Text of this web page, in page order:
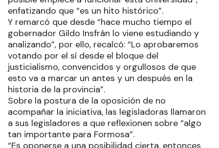
enfatizando que “es un hito histórico”.
Y remarcó que desde “hace mucho tiempo el
gobernador Gildo Insfrán lo viene estudiando y
analizando”, por ello, recalcó: “Lo aprobaremos
votando por el sí desde el bloque del
justicialismo, convencidos y orgullosos de que
esto va a marcar un antes y un después en la
historia de la provincia”.
Sobre la postura de la oposición de no
acompañar la iniciativa, las legisladoras llamaron
a sus legisladores a que reflexionen sobre “algo
tan importante para Formosa”.
“Es oponerse a una posibilidad cierta, entonces